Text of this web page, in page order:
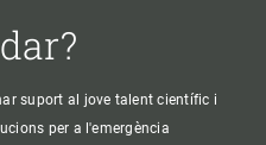
suport al jove talent científic i
per a l'emergència